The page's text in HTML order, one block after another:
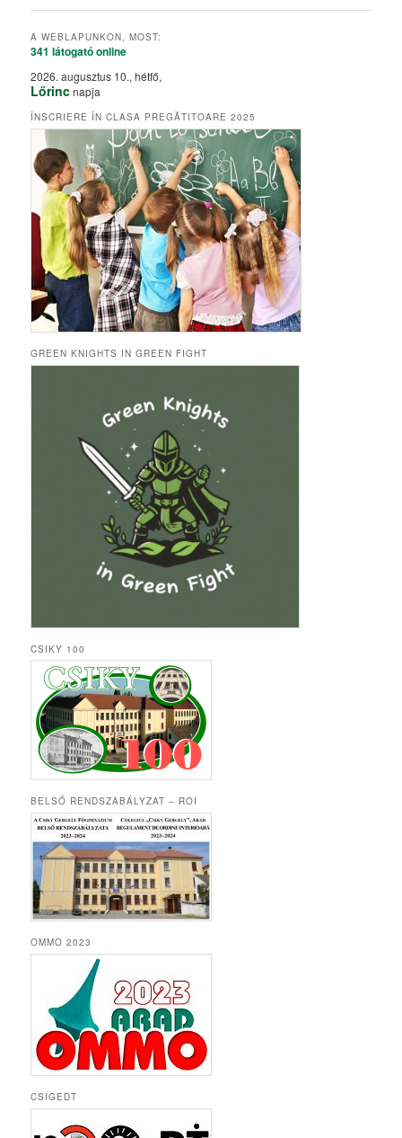
A WEBLAPUNKON, MOST:
341 látogatóonline
2026. augusztus 10., hétfő,
Lőrincnapja
ÎNSCRIERE ÎN CLASA PREGĂTITOARE 2025
GREEN KNIGHTS IN GREEN FIGHT
CSIKY 100
BELSŐ RENDSZABÁLYZAT – ROI
OMMO 2023
CSIGEDT